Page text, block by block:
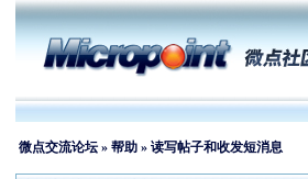
微点交流论坛» 帮助» 读写帖子和收发短消息